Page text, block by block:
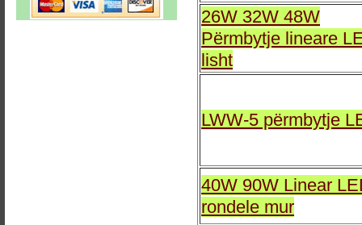
26W 32W 48W
Përmbytje lineare
lisht
LWW-5 përmbytje
40W 90W Linear
rondele mur